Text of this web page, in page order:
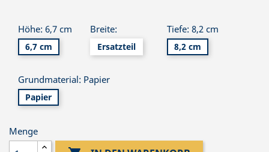
Höhe: 6,7 cm
6,7 cm
Breite:
Ersatzteil
Tiefe: 8,2 cm
8,2 cm
Grundmaterial: Papier
Papier
Menge